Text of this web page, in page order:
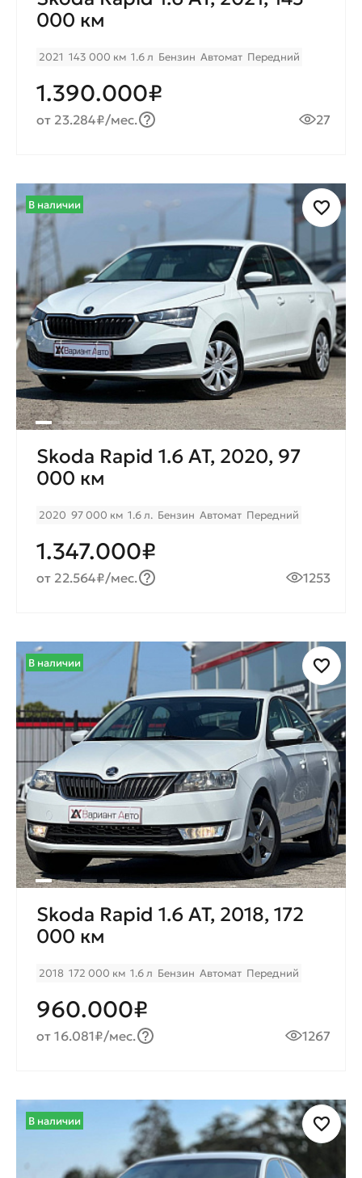
000 км
2021 143 000 км 1.6 л Бензин Автомат Передний
1.390.000₽
от 23.284₽/мес. 27
В наличии
Skoda Rapid 1.6 AT, 2020, 97
000 км
2020 97 000 км 1.6 л. Бензин Автомат Передний
1.347.000₽
от 22.564₽/мес. 1253
В наличии
Skoda Rapid 1.6 AT, 2018, 172
000 км
2018 172 000 км 1.6 л Бензин Автомат Передний
960.000₽
от 16.081₽/мес. 1267
В наличии